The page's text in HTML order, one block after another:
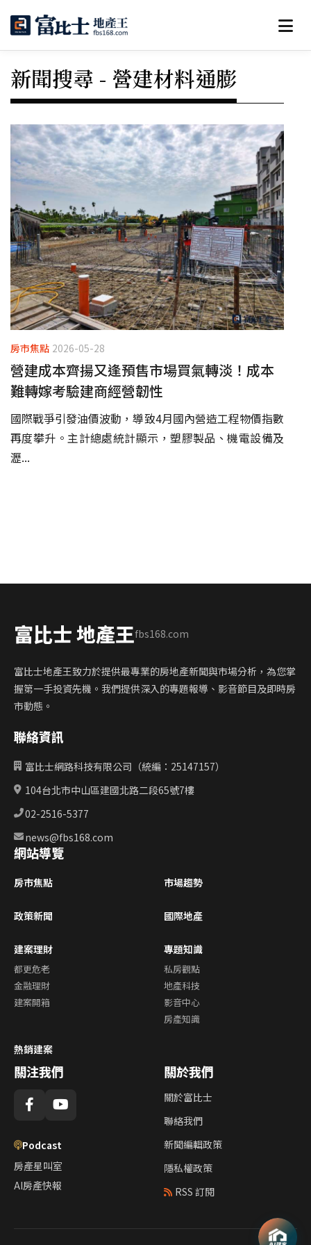
新聞搜尋 - 營建材料通膨
房市焦點 2026-05-28
營建成本齊揚又逢預售市場買氣轉淡！成本
難轉嫁考驗建商經營韌性
國際戰爭引發油價波動，導致4月國內營造工程物價指數
再度攀升。主計總處統計顯示，塑膠製品、機電設備及
瀝...
富比士 地產王fbs168.com
富比士地產王致力於提供最專業的房地產新聞與市場分析，為您掌
握第一手投資先機。我們提供深入的專題報導、影音節目及即時房
市動態。
聯絡資訊
富比士網路科技有限公司（統編：25147157）
104台北市中山區建國北路二段65號7樓
02-2516-5377
news@fbs168.com
網站導覽
房市焦點 市場趨勢
政策新聞 國際地產
建案理財
都更危老
金融理財
建案開箱
專題知識
私房觀點
地產科技
影音中心
房產知識
熱銷建案
關注我們
Podcast
房產星叫室
AI房產快報
關於我們
關於富比士
聯絡我們
新聞編輯政策
隱私權政策
RSS 訂閱